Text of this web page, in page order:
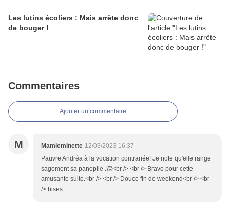
Les lutins écoliers : Mais arrête donc
de bouger !
Commentaires
Ajouter un commentaire
M Mamieminette 12/03/2023 16:37
Pauvre Andréa à la vocation contrariée! Je note qu'elle range
sagement sa panoplie .👏<br /> <br /> Bravo pour cette
amusante suite.<br /> <br /> Douce fin de weekend<br /> <br
/> bises